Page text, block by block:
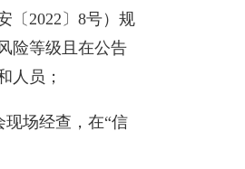
〔2022〕8号）规
险等级且在公告
人员；
场经查，在“信